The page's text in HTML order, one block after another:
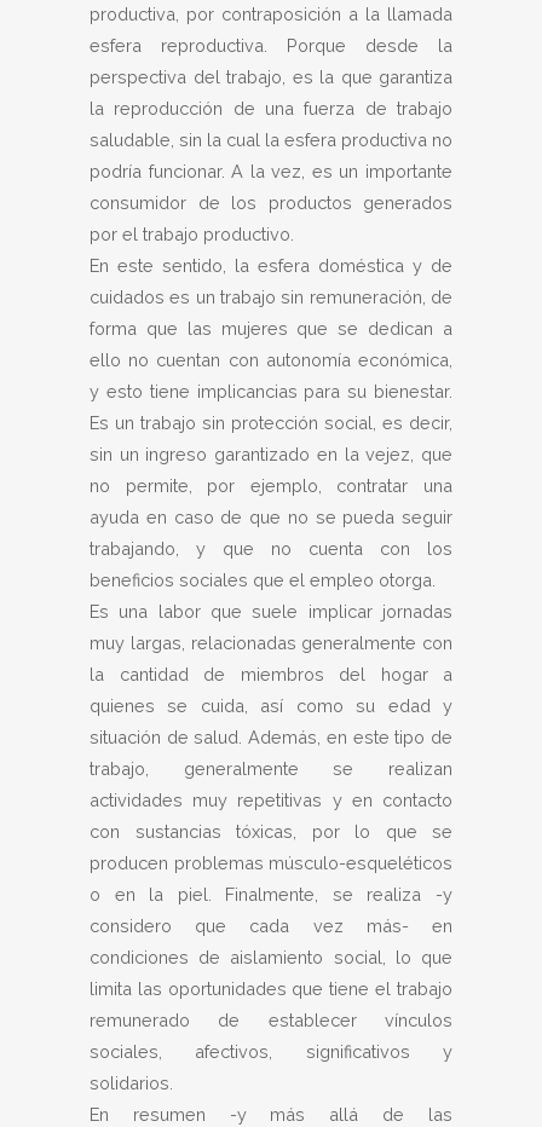
productiva, por contraposición a la llamada
esfera reproductiva. Porque desde la
perspectiva del trabajo, es la que garantiza
la reproducción de una fuerza de trabajo
saludable, sin la cual la esfera productiva no
podría funcionar. A la vez, es un importante
consumidor de los productos generados
por el trabajo productivo.
En este sentido, la esfera doméstica y de
cuidados es un trabajo sin remuneración, de
forma que las mujeres que se dedican a
ello no cuentan con autonomía económica,
y esto tiene implicancias para su bienestar.
Es un trabajo sin protección social, es decir,
sin un ingreso garantizado en la vejez, que
no permite, por ejemplo, contratar una
ayuda en caso de que no se pueda seguir
trabajando, y que no cuenta con los
beneficios sociales que el empleo otorga.
Es una labor que suele implicar jornadas
muy largas, relacionadas generalmente con
la cantidad de miembros del hogar a
quienes se cuida, así como su edad y
situación de salud. Además, en este tipo de
trabajo, generalmente se realizan
actividades muy repetitivas y en contacto
con sustancias tóxicas, por lo que se
producen problemas músculo-esqueléticos
o en la piel. Finalmente, se realiza -y
considero que cada vez más- en
condiciones de aislamiento social, lo que
limita las oportunidades que tiene el trabajo
remunerado de establecer vínculos
sociales, afectivos, significativos y
solidarios.
En resumen -y más allá de las